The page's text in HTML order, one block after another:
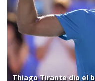
Thiago Tirante dio el